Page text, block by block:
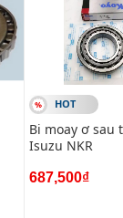
phụ tùng,
Nội
HOT
Bi moay ơ sau
Isuzu NKR
687,500₫